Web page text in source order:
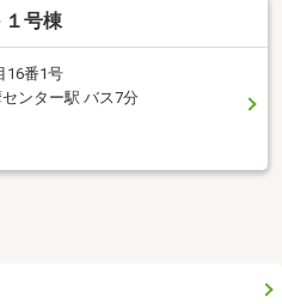
１号棟
16番1号
ンター駅 バス7分